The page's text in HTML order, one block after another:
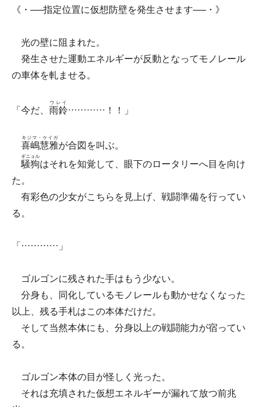
《・──指定位置に仮想防壁を発生させます──・》
光の壁に阻まれた。
発生させた運動エネルギーが反動となってモノレール
の車体を軋ませる。
「今だ、 雨鈴
ウレイ
…………！！」
喜嶋慧雅
キジマ・ケイガ
が合図を叫ぶ。
騒狗
ギニョル
はそれを知覚して、眼下のロータリーへ目を向け
た。
有彩色の少女がこちらを見上げ、戦闘準備を行ってい
る。
「…………」
ゴルゴンに残された手はもう少ない。
分身も、同化しているモノレールも動かせなくなった
以上、残る手札はこの本体だけだ。
そして当然本体にも、分身以上の戦闘能力が宿ってい
る。
ゴルゴン本体の目が怪しく光った。
それは充填された仮想エネルギーが漏れて放つ前兆